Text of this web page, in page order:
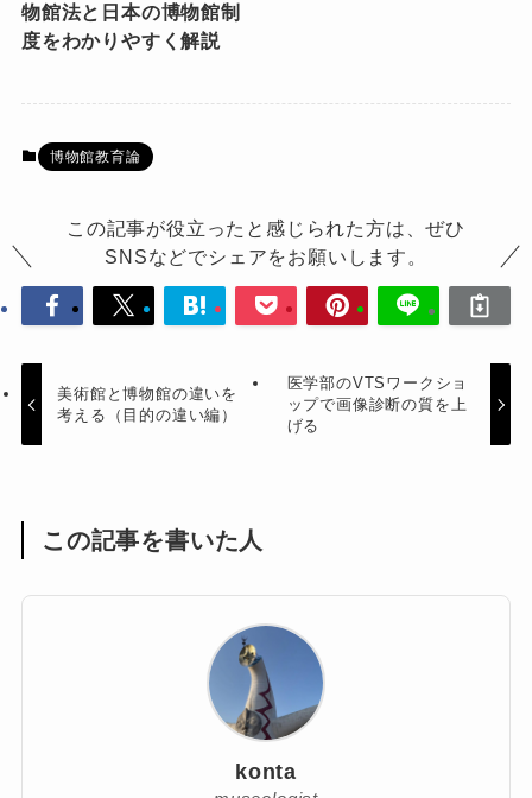
物館法と日本の博物館制
度をわかりやすく解説
博物館教育論
この記事が役立ったと感じられた方は、ぜひ
SNSなどでシェアをお願いします。
美術館と博物館の違いを
考える（目的の違い編）
医学部のVTSワークショ
ップで画像診断の質を上
げる
この記事を書いた人
konta